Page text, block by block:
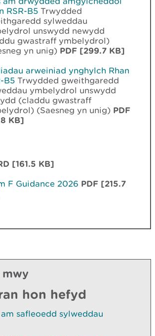
RSR-B5 Trwydded
sylweddau
unswydd newydd
gwastraff ymbelydrol)
yn unig) PDF [299.7 KB]
arweiniad ynghylch Rhan
B5 Trwydded gweithgaredd
ymbelydrol unswydd
(claddu gwastraff
(Saesneg yn unig) PDF
KB]
[161.5 KB]
F Guidance 2026 PDF [215.7
hon hefyd
safleoedd sylweddau